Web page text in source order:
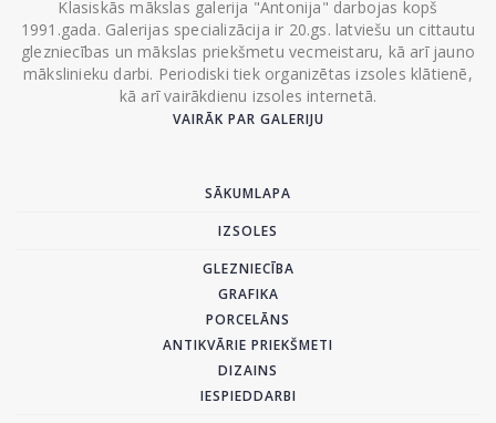
Klasiskās mākslas galerija "Antonija" darbojas kopš
1991.gada. Galerijas specializācija ir 20.gs. latviešu un cittautu
glezniecības un mākslas priekšmetu vecmeistaru, kā arī jauno
mākslinieku darbi. Periodiski tiek organizētas izsoles klātienē,
kā arī vairākdienu izsoles internetā.
VAIRĀK PAR GALERIJU
SĀKUMLAPA
IZSOLES
GLEZNIECĪBA
GRAFIKA
PORCELĀNS
ANTIKVĀRIE PRIEKŠMETI
DIZAINS
IESPIEDDARBI